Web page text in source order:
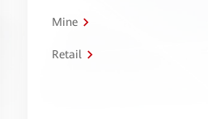
Mine
Retail